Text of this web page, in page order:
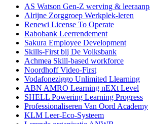
AS Watson Gen-Z werving &
Alrijne Zorggroep Werkplek-leren
Renewi License To Operate
Rabobank Leerrendement
Sakura Employee Development
Skills-First bij De Volksbank
Achmea Skill-based workforce
Noordhoff Video-First
Vodafoneziggo Unlimited Llearning
ABN AMRO Learning nEXt Level
SHELL Powering Learning Progress
Professionaliseren Van Oord Academy
KLM Leer-Eco-Systeem